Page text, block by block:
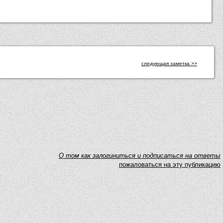
следующая заметка >>
O том как залогиниться и подписаться на ответы
пожаловаться на эту публикацию